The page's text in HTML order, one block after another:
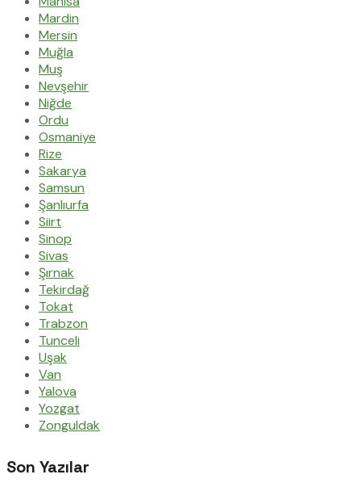
Mardin
Mersin
Muğla
Muş
Nevşehir
Niğde
Ordu
Osmaniye
Rize
Sakarya
Samsun
Şanlıurfa
Siirt
Sinop
Sivas
Şırnak
Tekirdağ
Tokat
Trabzon
Tunceli
Uşak
Van
Yalova
Yozgat
Zonguldak
Son Yazılar